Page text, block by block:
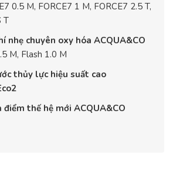
0.5 M, FORCE7 1 M, FORCE7 2.5 T,
T
nhẹ chuyên oxy hóa ACQUA&CO
M, Flash 1.0 M
thủy lực hiệu suất cao
thế hệ mới ACQUA&CO